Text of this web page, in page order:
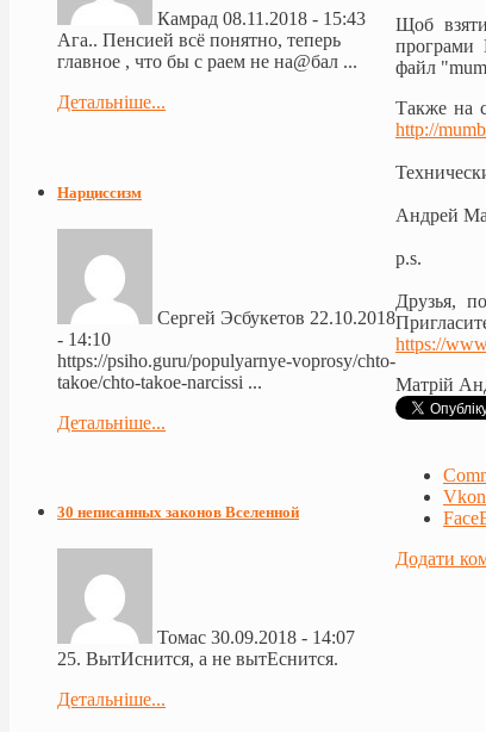
Щоб взяти
програми
файл
Также на
http://
Андрей
p.s.
Друзья,
https://
Матрій
Додати
Камрад 08.11.2018 - 15:43
Ага.. Пенсией всё понятно, теперь
главное , что бы с раем не на@бал ...
Детальніше...
Нарциссизм
Сергей Эсбукетов 22.10.2018
- 14:10
https://psiho.guru/populyarnye-voprosy/chto-
takoe/chto-takoe-narcissi ...
Детальніше...
30 неписанных законов Вселенной
Томас 30.09.2018 - 14:07
25. ВытИснится, а не вытЕснится.
Детальніше...